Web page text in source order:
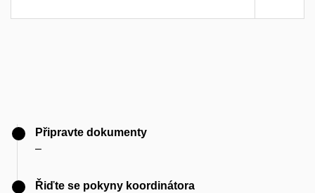
Připravte dokumenty
–
Řiďte se pokyny koordinátora